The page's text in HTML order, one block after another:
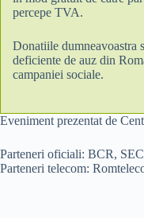
percepe TVA.
Donatiile dumneavoastra
deficiente de auz din
campaniei sociale.
Eveniment prezentat de
Parteneri oficiali: BCR,
Parteneri telecom: